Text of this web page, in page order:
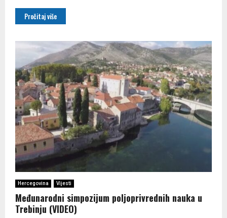
Pročitaj više
Hercegovina Vijesti
Međunarodni simpozijum poljoprivrednih nauka u
Trebinju (VIDEO)